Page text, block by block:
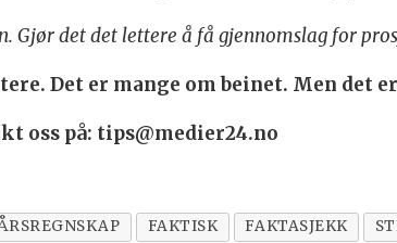
Gjør det det lettere å få gjennomslag for
Det er mange om beinet. Men det
oss på: tips@medier24.no
FAKTISK FAKTASJEKK